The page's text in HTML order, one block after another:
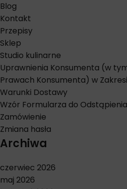
Blog
Kontakt
Przepisy
Sklep
Studio kulinarne
Uprawnienia Konsumenta (w
Prawach Konsumenta) w
Warunki Dostawy
Wzór Formularza do
Zamówienie
Zmiana hasła
Archiwa
czerwiec 2026
maj 2026